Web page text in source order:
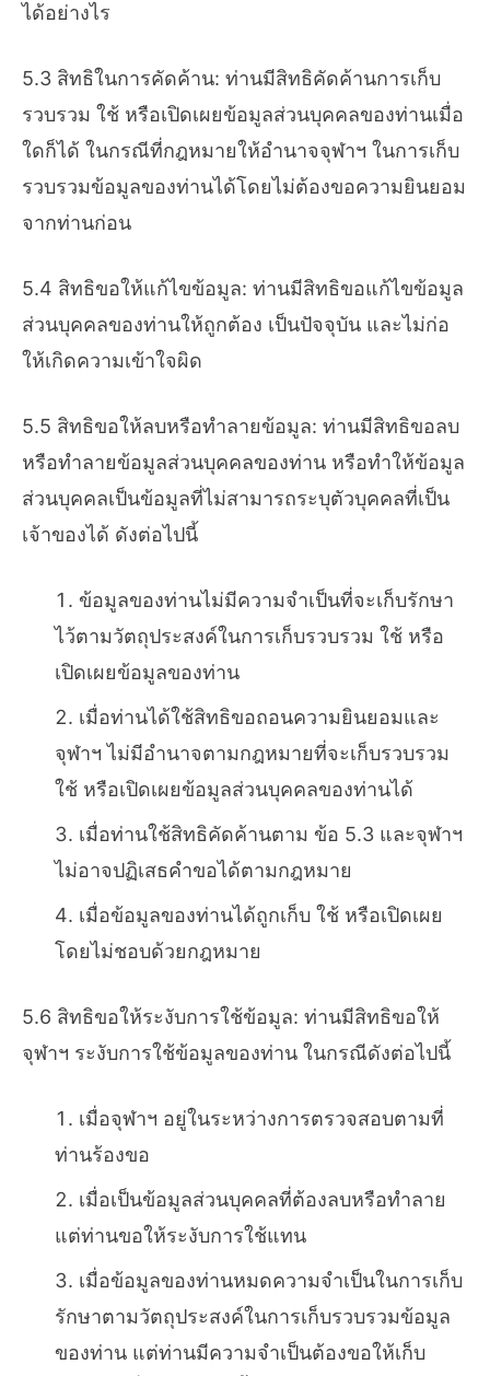
ได้อย่างไร
5.3 สิทธิในการคัดค้าน: ท่านมีสิทธิคัดค้านการเก็บ
รวบรวม ใช้ หรือเปิดเผยข้อมูลส่วนบุคคลของท่านเมื่อ
ใดก็ได้ ในกรณีที่กฎหมายให้อำนาจจุฬาฯ ในการเก็บ
รวบรวมข้อมูลของท่านได้โดยไม่ต้องขอความยินยอม
จากท่านก่อน
5.4 สิทธิขอให้แก้ไขข้อมูล: ท่านมีสิทธิขอแก้ไขข้อมูล
ส่วนบุคคลของท่านให้ถูกต้อง เป็นปัจจุบัน และไม่ก่อ
ให้เกิดความเข้าใจผิด
5.5 สิทธิขอให้ลบหรือทำลายข้อมูล: ท่านมีสิทธิขอลบ
หรือทำลายข้อมูลส่วนบุคคลของท่าน หรือทำให้ข้อมูล
ส่วนบุคคลเป็นข้อมูลที่ไม่สามารถระบุตัวบุคคลที่เป็น
เจ้าของได้ ดังต่อไปนี้
ข้อมูลของท่านไม่มีความจำเป็นที่จะเก็บรักษา
ไว้ตามวัตถุประสงค์ในการเก็บรวบรวม ใช้ หรือ
เปิดเผยข้อมูลของท่าน
เมื่อท่านได้ใช้สิทธิขอถอนความยินยอมและ
จุฬาฯ ไม่มีอำนาจตามกฎหมายที่จะเก็บรวบรวม
ใช้ หรือเปิดเผยข้อมูลส่วนบุคคลของท่านได้
เมื่อท่านใช้สิทธิคัดค้านตาม ข้อ 5.3 และจุฬาฯ
ไม่อาจปฏิเสธคำขอได้ตามกฎหมาย
เมื่อข้อมูลของท่านได้ถูกเก็บ ใช้ หรือเปิดเผย
โดยไม่ชอบด้วยกฎหมาย
5.6 สิทธิขอให้ระงับการใช้ข้อมูล: ท่านมีสิทธิขอให้
จุฬาฯ ระงับการใช้ข้อมูลของท่าน ในกรณีดังต่อไปนี้
เมื่อจุฬาฯ อยู่ในระหว่างการตรวจสอบตามที่
ท่านร้องขอ
เมื่อเป็นข้อมูลส่วนบุคคลที่ต้องลบหรือทำลาย
แต่ท่านขอให้ระงับการใช้แทน
เมื่อข้อมูลของท่านหมดความจำเป็นในการเก็บ
รักษาตามวัตถุประสงค์ในการเก็บรวบรวมข้อมูล
ของท่าน แต่ท่านมีความจำเป็นต้องขอให้เก็บ